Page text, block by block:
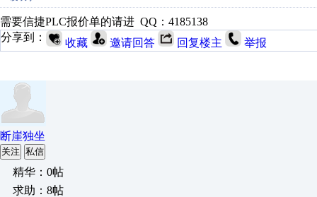
需要信捷PLC报价单的请进 QQ：4185138
分享到：
收藏 邀请回答 回复楼主 举报
断崖独坐
关注 私信
精华：0帖
求助：8帖